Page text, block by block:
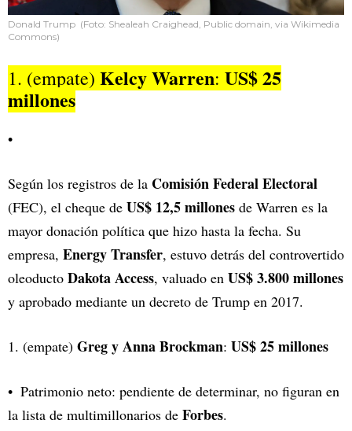
Donald Trump (Foto: Shealeah Craighead, Public domain, via Wikimedia
Commons)
1. (empate) Kelcy Warren: US$ 25
millones
Según los registros de la Comisión Federal Electoral
(FEC), el cheque de US$ 12,5 millones de Warren es la
mayor donación política que hizo hasta la fecha. Su
empresa, Energy Transfer, estuvo detrás del controvertido
oleoducto Dakota Access, valuado en US$ 3.800 millones
y aprobado mediante un decreto de Trump en 2017.
1. (empate) Greg y Anna Brockman: US$ 25 millones
Patrimonio neto: pendiente de determinar, no figuran en
la lista de multimillonarios de Forbes.